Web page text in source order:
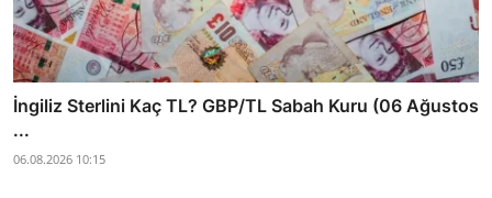
İngiliz Sterlini Kaç TL? GBP/TL Sabah Kuru (06 Ağustos
...
06.08.2026 10:15